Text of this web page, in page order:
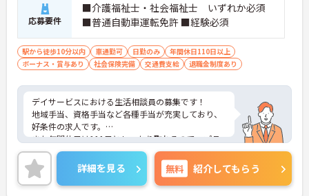
応募要件
■介護福祉士・社会福祉士 いずれか必須
■普通自動車運転免許 ■経験必須
駅から徒歩10分以内 車通勤可 日勤のみ
年間休日110日以上
ボーナス・賞与あり
社会保険完備 交通費支給 退職金制度あり
デイサービスにおける生活相談員の募集です！
地域手当、資格手当など各種手当が充実しており、
好条件の求人です。
また年間休日は111日としっかり取れるので、プラ
イベートの時間を大切にできます☆
ご興味のある方には、面接対策ポイントなど、さら
に詳細をお話しいたしますのでお気軽にご相談くだ
さい！
詳細を見る 無料 紹介してもらう